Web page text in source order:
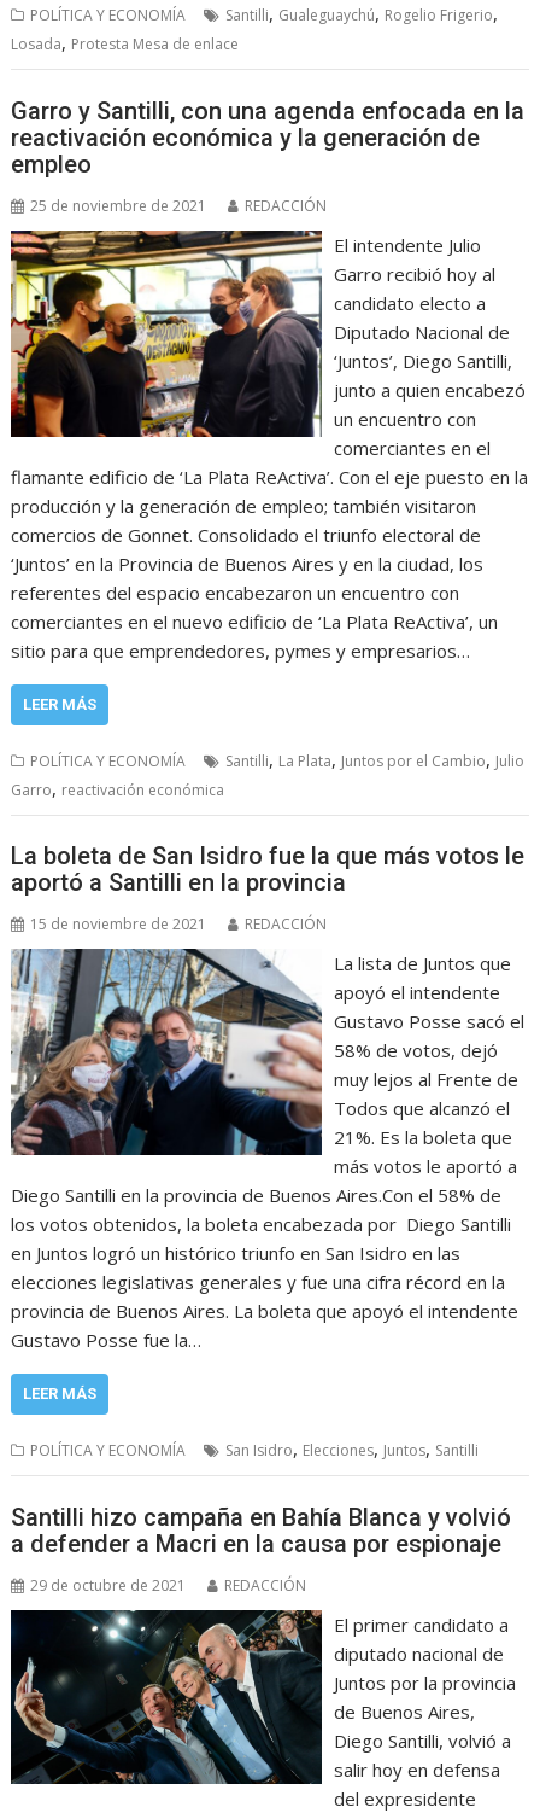
POLÍTICA Y ECONOMÍA Santilli, Gualeguaychú, Rogelio Frigerio,
Losada, Protesta Mesa de enlace
Garro y Santilli, con una agenda enfocada en la
reactivación económica y la generación de
empleo
25 de noviembre de 2021 REDACCIÓN
El intendente Julio
Garro recibió hoy al
candidato electo a
Diputado Nacional de
‘Juntos’, Diego Santilli,
junto a quien encabezó
un encuentro con
comerciantes en el
flamante edificio de ‘La Plata ReActiva’. Con el eje puesto en la
producción y la generación de empleo; también visitaron
comercios de Gonnet. Consolidado el triunfo electoral de
‘Juntos’ en la Provincia de Buenos Aires y en la ciudad, los
referentes del espacio encabezaron un encuentro con
comerciantes en el nuevo edificio de ‘La Plata ReActiva’, un
sitio para que emprendedores, pymes y empresarios…
LEER MÁS
POLÍTICA Y ECONOMÍA Santilli, La Plata, Juntos por el Cambio, Julio
Garro, reactivación económica
La boleta de San Isidro fue la que más votos le
aportó a Santilli en la provincia
15 de noviembre de 2021 REDACCIÓN
La lista de Juntos que
apoyó el intendente
Gustavo Posse sacó el
58% de votos, dejó
muy lejos al Frente de
Todos que alcanzó el
21%. Es la boleta que
más votos le aportó a
Diego Santilli en la provincia de Buenos Aires.Con el 58% de
los votos obtenidos, la boleta encabezada por Diego Santilli
en Juntos logró un histórico triunfo en San Isidro en las
elecciones legislativas generales y fue una cifra récord en la
provincia de Buenos Aires. La boleta que apoyó el intendente
Gustavo Posse fue la…
LEER MÁS
POLÍTICA Y ECONOMÍA San Isidro, Elecciones, Juntos, Santilli
Santilli hizo campaña en Bahía Blanca y volvió
a defender a Macri en la causa por espionaje
29 de octubre de 2021 REDACCIÓN
El primer candidato a
diputado nacional de
Juntos por la provincia
de Buenos Aires,
Diego Santilli, volvió a
salir hoy en defensa
del expresidente